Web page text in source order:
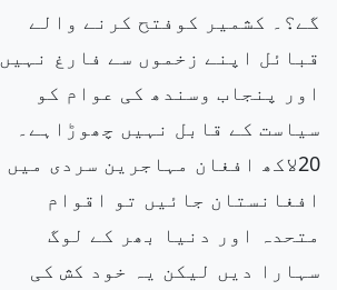
گے؟۔ کشمیر کوفتح کرنے والے
قبائل اپنے زخموں سے فارغ نہیں
اور پنجاب وسندھ کی عوام کو
سیاست کے قابل نہیں چھوڑاہے۔
20لاکھ افغان مہاجرین سردی میں
افغانستان جائیں تو اقوام
متحدہ اور دنیا بھر کے لوگ
سہارا دیں لیکن یہ خود کش کی